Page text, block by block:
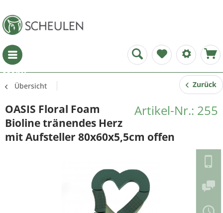
Menü
Übersicht Zurück
Artikel-Nr.: 255
OASIS Floral Foam
Bioline tränendes Herz
mit Aufsteller 80x60x5,5cm offen